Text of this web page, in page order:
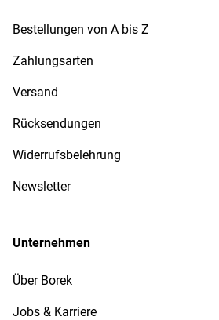
Bestellungen von A bis Z
Zahlungsarten
Versand
Rücksendungen
Widerrufsbelehrung
Newsletter
Unternehmen
Über Borek
Jobs & Karriere